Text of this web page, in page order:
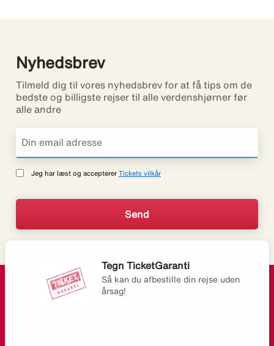
Nyhedsbrev
Tilmeld dig til vores nyhedsbrev for at få tips om de
bedste og billigste rejser til alle verdenshjørner før
alle andre
Jeg har læst og accepterer Tickets vilkår
Tegn TicketGaranti
Så kan du afbestille din rejse uden
årsag!